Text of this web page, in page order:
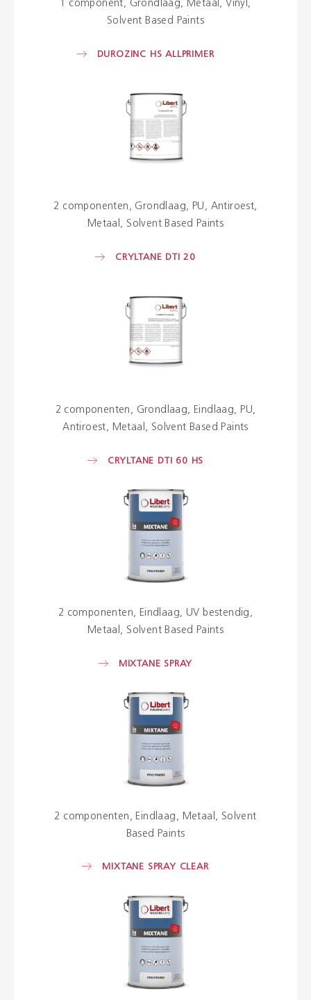
1 component Grondlaag Metaal
Vinyl
Solvent Based Paints
DUROZINC HS ALLPRIMER
2 componenten Grondlaag PU
Antiroest
Metaal
Solvent Based Paints
CRYLTANE DTI 20
2 componenten Grondlaag Eindlaag
PU
Antiroest
Metaal Solvent Based Paints
CRYLTANE DTI 60 HS
2 componenten Eindlaag
UV bestendig
Metaal
Solvent Based Paints
MIXTANE SPRAY
2 componenten Eindlaag Metaal
Solvent
Based Paints
MIXTANE SPRAY CLEAR